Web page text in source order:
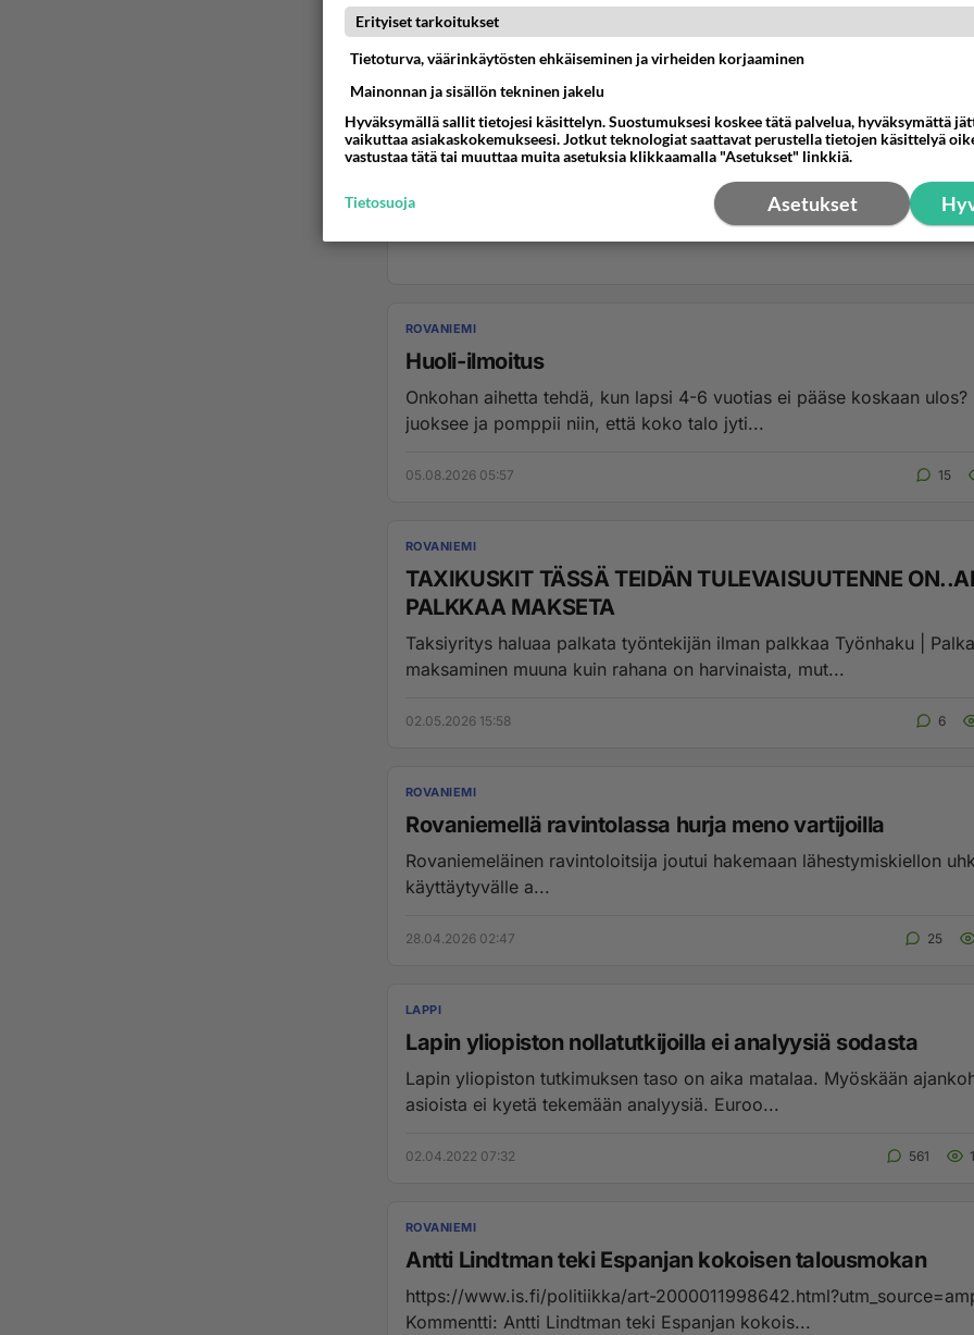
ROVANIEMI
Huoli-ilmoitus
Onkohan aihetta tehdä, kun lapsi 4-6 vuotias ei pääse koskaan ulos? Kotona
juoksee ja pomppii niin, että koko talo jyti...
05.08.2026 05:57 15
ROVANIEMI
TAXIKUSKIT TÄSSÄ TEIDÄN TULEVAISUUTENNE
PALKKAA MAKSETA
Taksiyritys haluaa palkata työn­tekijän ilman palkkaa Työnhaku |
maksaminen muuna kuin rahana on harvinaista, mut...
02.05.2026 15:58 6
ROVANIEMI
Rovaniemellä ravintolassa hurja meno vartijoilla
Ro­va­nie­me­läi­nen ra­vin­to­loit­si­ja joutui ha­ke­maan lä­hes­ty­mis­kiel­lon
käyt­täy­ty­väl­le a...
28.04.2026 02:47 25
LAPPI
Lapin yliopiston nollatutkijoilla ei analyysiä sodasta
Lapin yliopiston tutkimuksen taso on aika matalaa. Myöskään ajankohtaisista
asioista ei kyetä tekemään analyysiä. Euroo...
02.04.2022 07:32 561
ROVANIEMI
Antti Lindtman teki Espanjan kokoisen talousmokan
https://www.is.fi/politiikka/art-
Kommentti: Antti Lindtman teki Espanjan kokois...
Erityiset tarkoitukset
Tietoturva, väärinkäytösten ehkäiseminen ja virheiden korjaaminen
Mainonnan ja sisällön tekninen jakelu
Hyväksymällä sallit tietojesi käsittelyn. Suostumuksesi koskee tätä palvelua, hyväksymättä
vaikuttaa asiakaskokemukseesi. Jotkut teknologiat saattavat perustella tietojen käsittelyä
vastustaa tätä tai muuttaa muita asetuksia klikkaamalla "Asetukset" linkkiä.
Asetukset
Tietosuoja